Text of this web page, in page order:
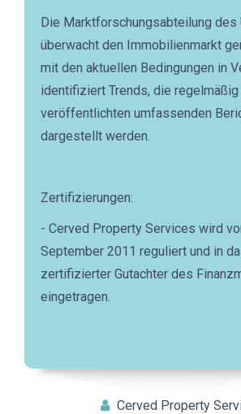
Die Marktforschungsabteilung des
überwacht den Immobilienmarkt
mit den aktuellen Bedingungen in
identifiziert Trends, die regelmäßig
veröffentlichten umfassenden
dargestellt werden.
Zertifizierungen:
- Cerved Property Services wird
September 2011 reguliert und in
zertifizierter Gutachter des
eingetragen.
Cerved Property